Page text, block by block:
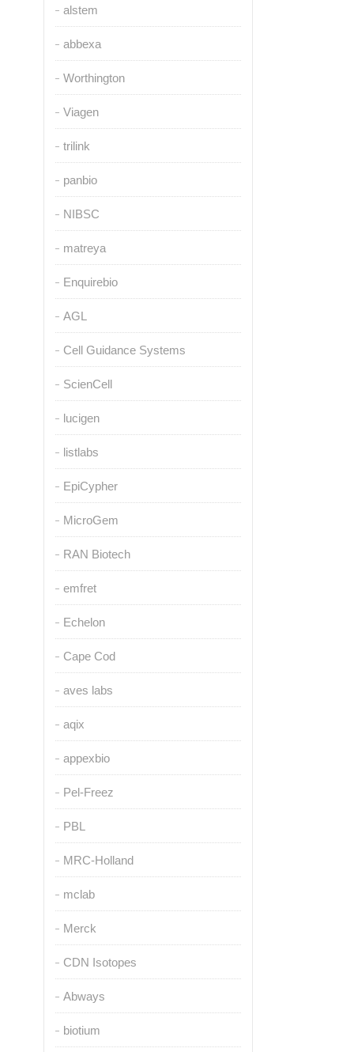
alstem
abbexa
Worthington
Viagen
trilink
panbio
NIBSC
matreya
Enquirebio
AGL
Cell Guidance Systems
ScienCell
lucigen
listlabs
EpiCypher
MicroGem
RAN Biotech
emfret
Echelon
Cape Cod
aves labs
aqix
appexbio
Pel-Freez
PBL
MRC-Holland
mclab
Merck
CDN Isotopes
Abways
biotium